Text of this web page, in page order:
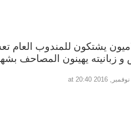
و زبانيته يهينون المصاحف